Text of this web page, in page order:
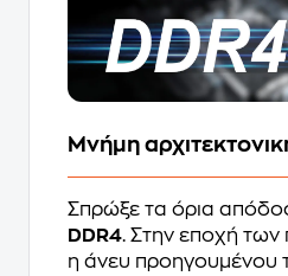
Μνήμη
Σπρώξε τα όρια
DDR4. Στην εποχή
η άνευ προηγουμένου